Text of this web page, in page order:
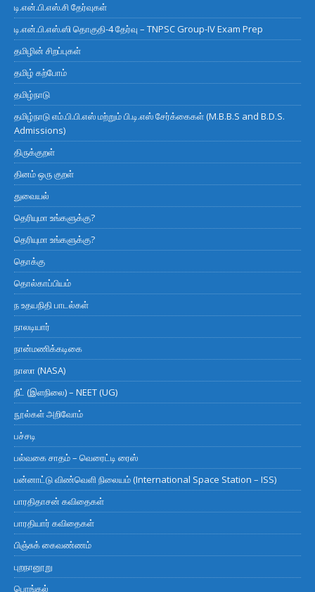
டி.என்.பி.எஸ்.சி தேர்வுகள்
டி.என்.பி.எஸ்.ஸி தொகுதி-4 தேர்வு – TNPSC Group-IV Exam Prep
தமிழின் சிறப்புகள்
தமிழ் கற்போம்
தமிழ்நாடு
தமிழ்நாடு எம்.பி.பி.எஸ் மற்றும் பி.டி.எஸ் சேர்க்கைகள் (M.B.B.S and B.D.S.
Admissions)
திருக்குறள்
தினம் ஒரு குறள்
துவையல்
தெரியுமா உங்களுக்கு?
தெரியுமா உங்களுக்கு?
தொக்கு
தொல்காப்பியம்
ந உதயநிதி பாடல்கள்
நாலடியார்
நான்மணிக்கடிகை
நாஸா (NASA)
நீட் (இளநிலை) – NEET (UG)
நூல்கள் அறிவோம்
பச்சடி
பல்வகை சாதம் – வெரைட்டி ரைஸ்
பன்னாட்டு விண்வெளி நிலையம் (International Space Station – ISS)
பாரதிதாசன் கவிதைகள்
பாரதியார் கவிதைகள்
பிஞ்சுக் கைவண்ணம்
புறநானூறு
பொங்கல்